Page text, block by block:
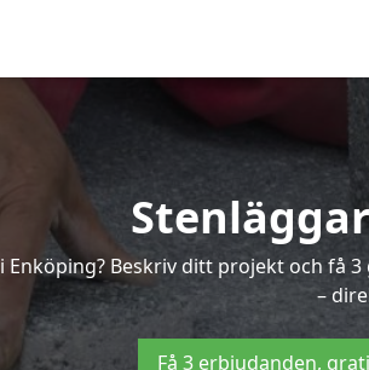
Beskriv ditt projekt och
–
Få 3 erbjudanden,